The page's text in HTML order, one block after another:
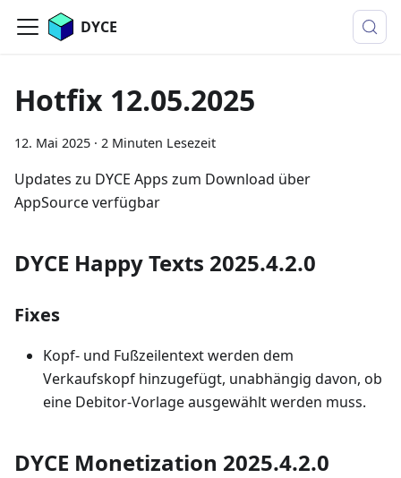
DYCE
Hotfix 12.05.2025
12. Mai 2025 · 2 Minuten Lesezeit
Updates zu DYCE Apps zum Download über
AppSource verfügbar
DYCE Happy Texts 2025.4.2.0
Fixes
Kopf- und Fußzeilentext werden dem
Verkaufskopf hinzugefügt, unabhängig davon, ob
eine Debitor-Vorlage ausgewählt werden muss.
DYCE Monetization 2025.4.2.0